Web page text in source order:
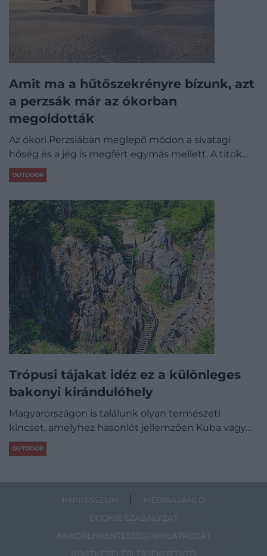
Amit ma a hűtőszekrényre bízunk, azt
a perzsák már az ókorban
megoldották
Az ókori Perzsiában meglepő módon a sivatagi
hőség és a jég is megfért egymás mellett. A titok…
OUTDOOR
Trópusi tájakat idéz ez a különleges
bakonyi kirándulóhely
Magyarországon is találunk olyan természeti
kincset, amelyhez hasonlót jellemzően Kuba vagy…
OUTDOOR